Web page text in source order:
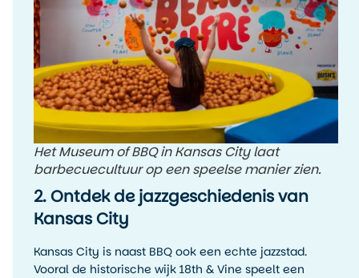
Het Museum of BBQ in Kansas City laat
barbecuecultuur op een speelse manier zien.
2. Ontdek de jazzgeschiedenis van
Kansas City
Kansas City is naast BBQ ook een echte jazzstad.
Vooral de historische wijk 18th & Vine speelt een